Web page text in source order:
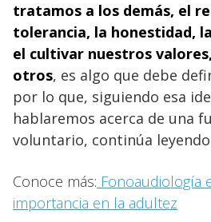
tratamos a los demás, el
tolerancia, la honestidad,
el cultivar nuestros
otros, es algo que debe
por lo que, siguiendo esa
hablaremos acerca de una
voluntario, continúa
Conoce más: Fonoaudiología
importancia en la adultez